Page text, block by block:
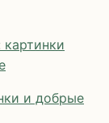
и добрые